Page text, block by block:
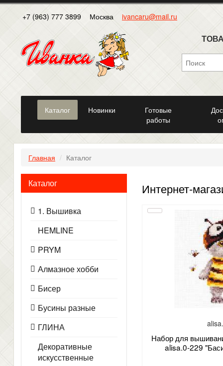
+7 (963) 777 3899 Москва ivancaru@mail.ru
Каталог Новинки
Готовые
работы
Главная Каталог
Каталог
1. Вышивка
HEMLINE
PRYM
Алмазное хобби
Бисер
Бусины разные
ГЛИНА
Декоративные
искусственные
Интернет-
Набор для
alisa.0-229